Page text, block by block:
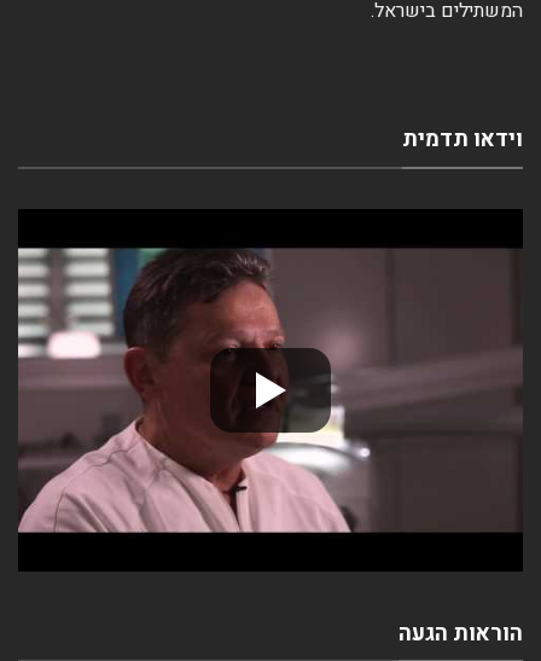
המשתילים בישראל.
וידאו תדמית
הוראות הגעה